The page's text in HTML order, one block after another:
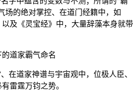
场的绝对掌控、在道门经籍中，如
以及《灵宝经》中，大量辞藻本身就带
道家霸气命名
在道家神谱与宇宙观中，位极人臣、
雷霆万钧之势。